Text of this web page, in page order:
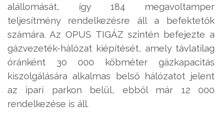
alállomását, így 184 megavoltamper
teljesítmény rendelkezésre áll a befektetők
számára. Az OPUS TIGÁZ szintén befejezte a
gázvezeték-hálózat kiépítését, amely távlatilag
óránként 30 000 köbméter gázkapacitás
kiszolgálására alkalmas belső hálózatot jelent
az ipari parkon belül, ebből már 12 000
rendelkezése is áll.